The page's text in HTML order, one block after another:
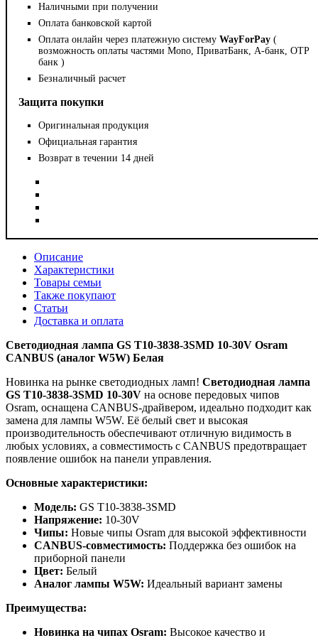
Наличными при получении
Оплата банковской картой
Оплата онлайн через платежную систему WayForPay (
возможность оплаты частями Mono, ПриватБанк, А-банк, OTP
банк )
Безналичный расчет
Защита покупки
Оригинальная продукция
Официальная гарантия
Возврат в течении 14 дней
Описание
Характеристики
Товары семьи
Также покупают
Статьи
Доставка и оплата
Светодиодная лампа GS T10-3838-3SMD 10-30V Osram
CANBUS (аналог W5W) Белая
Новинка на рынке светодиодных ламп! Светодиодная лампа
GS T10-3838-3SMD 10-30V на основе передовых чипов
Osram, оснащена CANBUS-драйвером, идеально подходит как
замена для лампы W5W. Её белый свет и высокая
производительность обеспечивают отличную видимость в
любых условиях, а совместимость с CANBUS предотвращает
появление ошибок на панели управления.
Основные характеристики:
Модель: GS T10-3838-3SMD
Напряжение: 10-30V
Чипы: Новые чипы Osram для высокой эффективности
CANBUS-совместимость: Поддержка без ошибок на
приборной панели
Цвет: Белый
Аналог лампы W5W: Идеальный вариант замены
Преимущества:
Новинка на чипах Osram: Высокое качество и